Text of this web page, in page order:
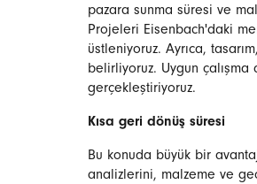
pazara sunma süresi ve
Projeleri Eisenbach'daki
üstleniyoruz. Ayrıca,
belirliyoruz. Uygun çalışma
gerçekleştiriyoruz.
Kısa geri dönüş süresi
Bu konuda büyük bir
analizlerini, malzeme ve